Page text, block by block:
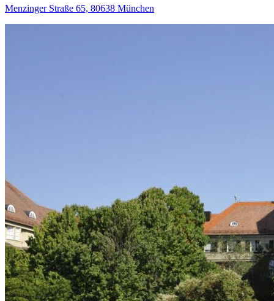
Menzinger Straße 65, 80638 München